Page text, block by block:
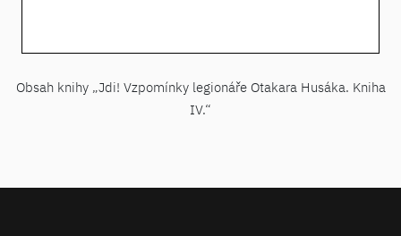
Obsah knihy „Jdi! Vzpomínky legionáře Otakara Husáka. Kniha
IV.“